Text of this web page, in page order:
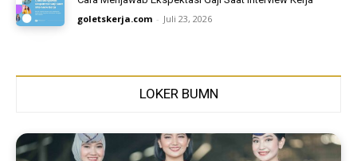
goletskerja.com - Juli 23, 2026
LOKER BUMN